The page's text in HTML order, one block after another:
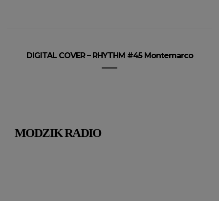
DIGITAL COVER – RHYTHM #45 Montemarco
MODZIK RADIO